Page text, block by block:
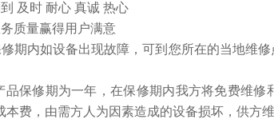
及时 耐心 真诚 热心
量赢得用户满意
内如设备出现故障，可到您所在的当地维修
修期为一年，在保修期内我方将免费维修
本费，由需方人为因素造成的设备损坏，供方